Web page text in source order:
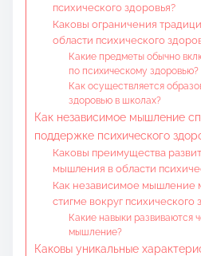
психического здоровья?
Каковы ограничения
области психического
Какие предметы обычно
по психическому здоровью?
Как осуществляется
здоровью в школах?
Как независимое мышление
поддержке психического
Каковы преимущества
мышления в области
Как независимое мышление
стигме вокруг психического
Какие навыки развиваются
мышление?
Каковы уникальные